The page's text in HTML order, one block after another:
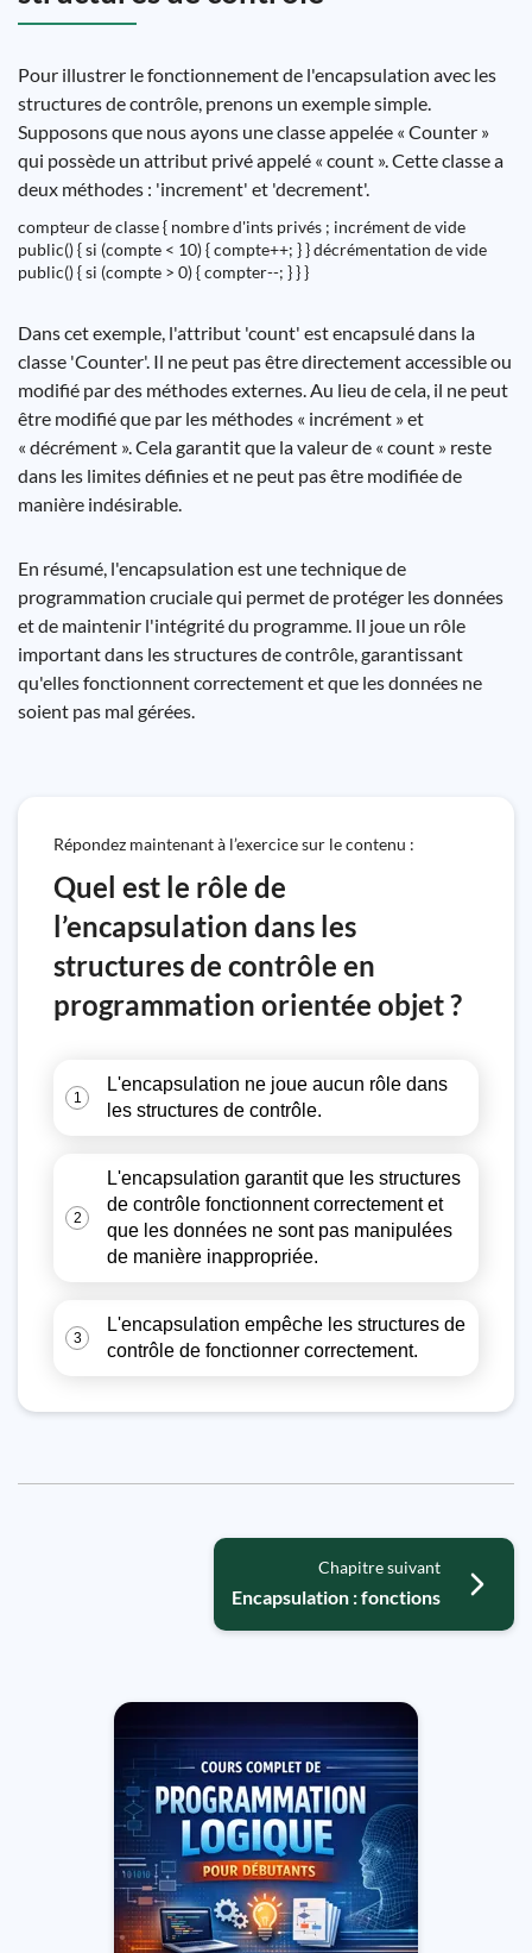
Pour illustrer le fonctionnement de l'encapsulation avec les
structures de contrôle, prenons un exemple simple.
Supposons que nous ayons une classe appelée « Counter »
qui possède un attribut privé appelé « count ». Cette classe a
deux méthodes : 'increment' et 'decrement'.
compteur de classe { nombre d'ints privés ; incrément de vide
public() { si (compte < 10) { compte++; } } décrémentation de vide
public() { si (compte > 0) { compter--; } } }
Dans cet exemple, l'attribut 'count' est encapsulé dans la
classe 'Counter'. Il ne peut pas être directement accessible ou
modifié par des méthodes externes. Au lieu de cela, il ne peut
être modifié que par les méthodes « incrément » et
« décrément ». Cela garantit que la valeur de « count » reste
dans les limites définies et ne peut pas être modifiée de
manière indésirable.
En résumé, l'encapsulation est une technique de
programmation cruciale qui permet de protéger les données
et de maintenir l'intégrité du programme. Il joue un rôle
important dans les structures de contrôle, garantissant
qu'elles fonctionnent correctement et que les données ne
soient pas mal gérées.
Répondez maintenant à l’exercice sur le contenu :
Quel est le rôle de
l’encapsulation dans les
structures de contrôle en
programmation orientée objet ?
1
L'encapsulation ne joue aucun rôle dans
les structures de contrôle.
2
L'encapsulation garantit que les structures
de contrôle fonctionnent correctement et
que les données ne sont pas manipulées
de manière inappropriée.
3
L'encapsulation empêche les structures de
contrôle de fonctionner correctement.
Chapitre suivant
Encapsulation : fonctions